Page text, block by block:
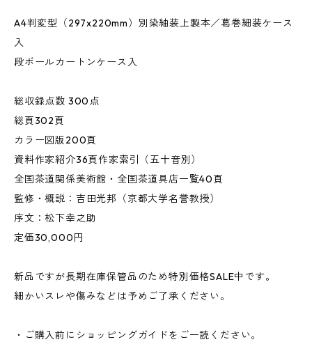
A4判変型（297x220mm）別染紬装上製本／葛巻細装ケース
入
段ボールカートンケース入
総収録点数 300点
総頁302頁
カラー図版200頁
資料作家紹介36頁作家索引（五十音別）
全国茶道関係美術館・全国茶道具店一覧40頁
監修・概説：吉田光邦（京都大学名誉教授）
序文：松下幸之助
定価30,000円
新品ですが長期在庫保管品のため特別価格SALE中です。
細かいスレや傷みなどは予めご了承ください。
・ご購入前にショッピングガイドをご一読ください。